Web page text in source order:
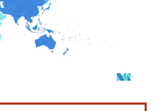
atribución según CC BY 4.0.